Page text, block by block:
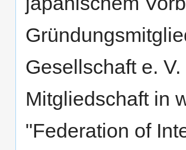
Gesellschaft e.
Mitgliedschaft in
"Federation of